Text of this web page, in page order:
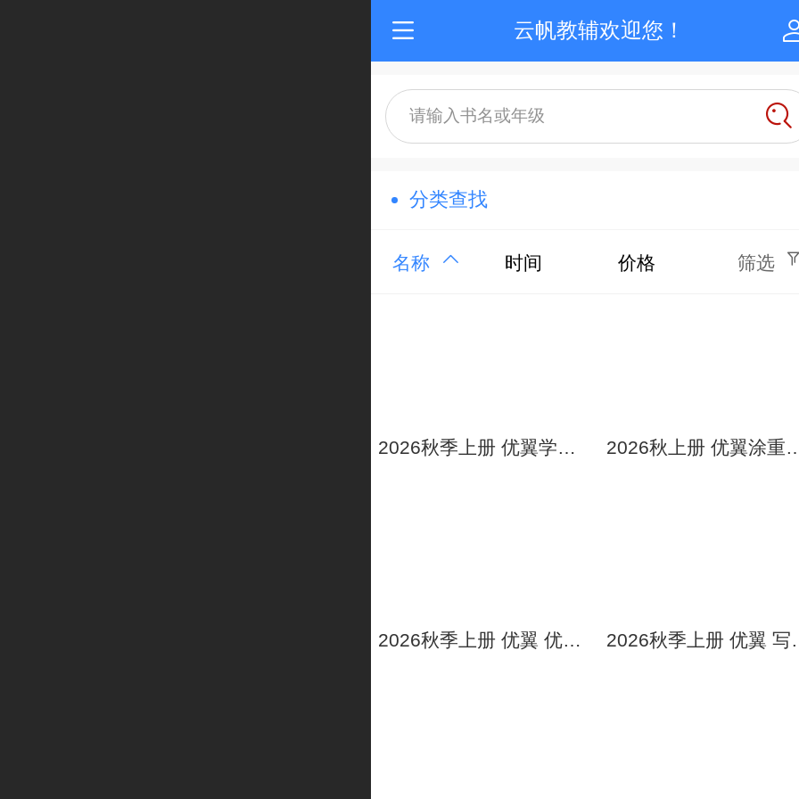
云帆教辅欢迎您！
请输入书名或年级
分类查找
名称 时间 价格 筛选
2026秋季上册 优翼学练优 初中789年级 语数英理化 人教版全国通用全新正版实体秒发 一件包邮量大价优 2026秋上册 优翼涂重点 78年级语文数学英语 人
2026秋季上册 优翼 优干线 小学123456年级 语文数学英语同步试卷 期中期末测试卷全新正版实体秒发 2026秋季上册 优翼 写